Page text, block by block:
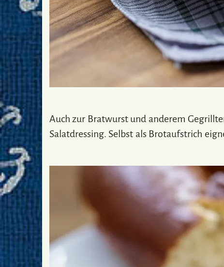
Auch zur Bratwurst und anderem
Salatdressing. Selbst als Brotaufstrich